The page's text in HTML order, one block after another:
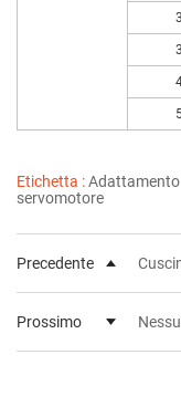
Etichetta :
servomotore
Precedente
Prossimo